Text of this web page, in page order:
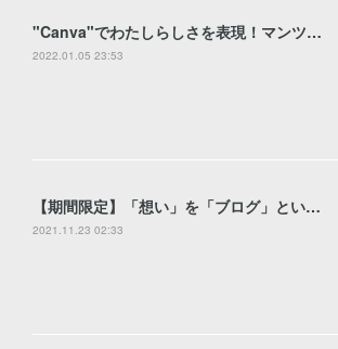
"Canva"でわたしらしさを表現！マンツーマンレッスン
2022.01.05 23:53
【期間限定】「想い」を「ブログ」というカタチに♡【ブログサロン】やります！
2021.11.23 02:33